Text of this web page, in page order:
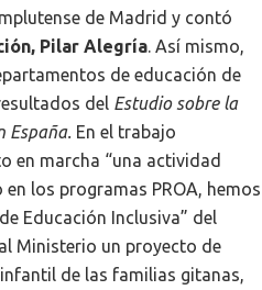
de Madrid y contó
Pilar Alegría. Así mismo,
de educación de
del Estudio sobre la
España. En el trabajo
en marcha “una actividad
los programas PROA, hemos
Educación Inclusiva” del
Ministerio un proyecto de
de las familias gitanas,